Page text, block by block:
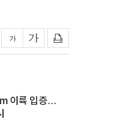
이륙 입증…